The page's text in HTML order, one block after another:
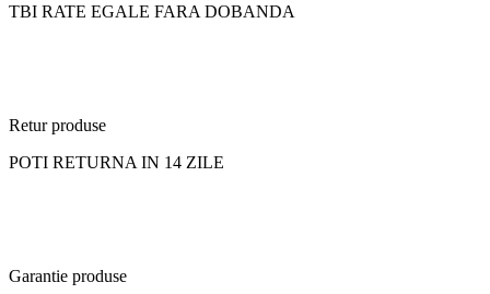
TBI RATE EGALE FARA DOBANDA
Retur produse
POTI RETURNA IN 14 ZILE
Garantie produse